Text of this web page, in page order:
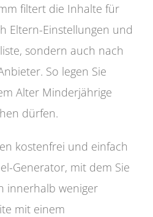
filtert die Inhalte für
Eltern-Einstellungen und
sondern auch nach
So legen Sie
Alter Minderjährige
dürfen.
kostenfrei und einfach
Generator, mit dem Sie
innerhalb weniger
mit einem